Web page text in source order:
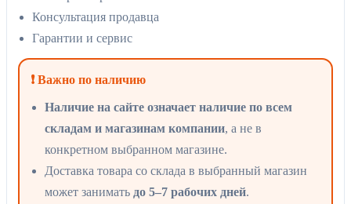
Консультация продавца
Гарантии и сервис
❗ Важно по наличию
Наличие на сайте означает наличие по всем
складам и магазинам компании, а не в
конкретном выбранном магазине.
Доставка товара со склада в выбранный магазин
может занимать до 5–7 рабочих дней.